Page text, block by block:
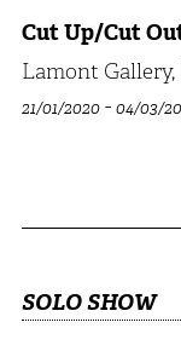
Cut Up/Cut
Lamont Gallery,
21/01/2020-04/03/
SOLO SHOW